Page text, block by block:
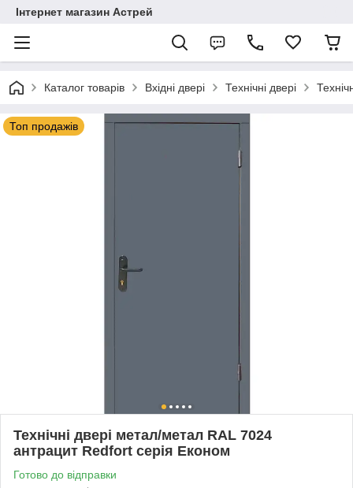
Інтернет магазин Астрей
Каталог товарів Вхідні двері Технічні двері
Топ продажів
Технічні двері метал/метал RAL 7024
антрацит Redfort серія Економ
Готово до відправки